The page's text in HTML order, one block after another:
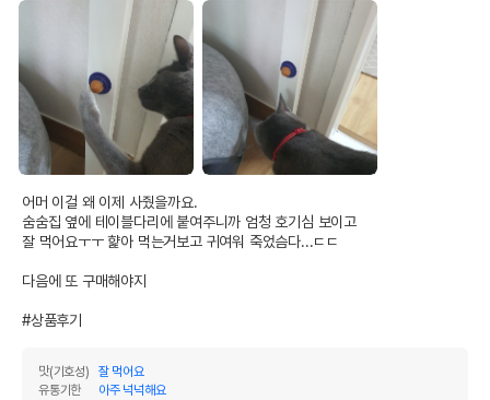
어머 이걸 왜 이제 사줬을까요.
숨숨집 옆에 테이블다리에 붙여주니까 엄청 호기심 보이고
잘 먹어요ㅜㅜ 햝아 먹는거보고 귀여워 죽었슴다...ㄷㄷ
다음에 또 구매해야지
#상품후기
맛(기호성)
잘 먹어요
유통기한
아주 넉넉해요